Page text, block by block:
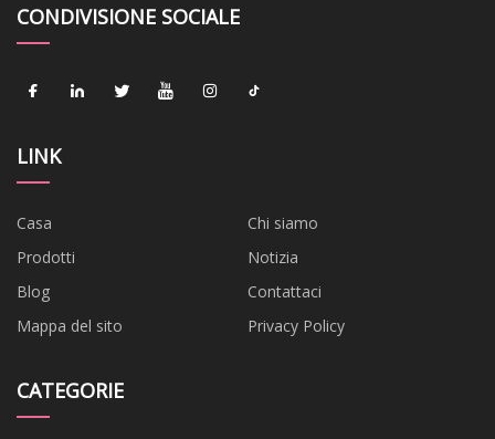
CONDIVISIONE SOCIALE
LINK
Casa
Chi siamo
Prodotti
Notizia
Blog
Contattaci
Mappa del sito
Privacy Policy
CATEGORIE